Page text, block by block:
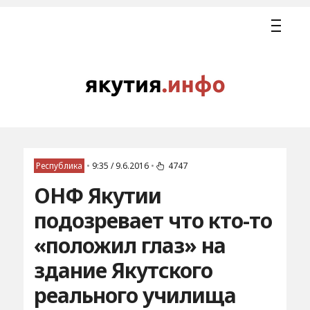
Республика • 9:35 / 9.6.2016 • 4747
ОНФ Якутии
подозревает что кто-то
«положил глаз» на
здание Якутского
реального училища